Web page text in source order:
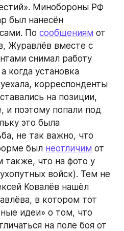
Минобороны РФ
был нанесён
По сообщениям от
Журавлёв вместе с
снимал работу
когда установка
корреспонденты
на позиции,
и поэтому попали под
это была
не так важно, что
был неотличим от
также, что на фото у
войск). Тем не
Ковалёв нашёл
идеи» о том, что
на поле боя от